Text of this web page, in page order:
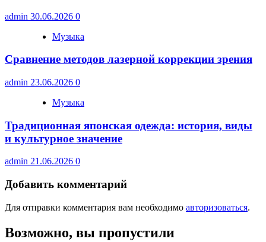
admin 30.06.2026 0
Музыка
Сравнение методов лазерной коррекции зрения
admin 23.06.2026 0
Музыка
Традиционная японская одежда: история, виды
и культурное значение
admin 21.06.2026 0
Добавить комментарий
Для отправки комментария вам необходимо авторизоваться.
Возможно, вы пропустили